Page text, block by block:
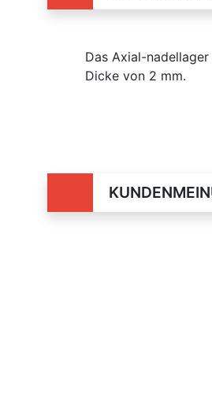
Das Axial-
Dicke von 2 mm.